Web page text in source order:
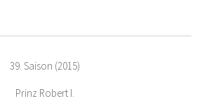
39. Saison (2015)
Prinz Robert I.